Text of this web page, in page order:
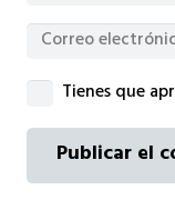
Tienes que
Publicar el